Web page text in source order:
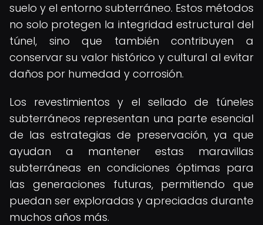
suelo y el entorno subterráneo. Estos métodos
no solo protegen la integridad estructural del
túnel, sino que también contribuyen a
conservar su valor histórico y cultural al evitar
daños por humedad y corrosión.
Los revestimientos y el sellado de túneles
subterráneos representan una parte esencial
de las estrategias de preservación, ya que
ayudan a mantener estas maravillas
subterráneas en condiciones óptimas para
las generaciones futuras, permitiendo que
puedan ser exploradas y apreciadas durante
muchos años más.